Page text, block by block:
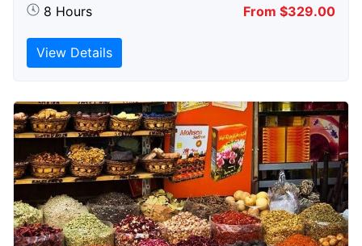
8 Hours From $329.00
View Details